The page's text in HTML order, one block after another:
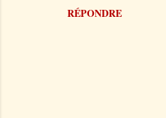
RÉPONDRE